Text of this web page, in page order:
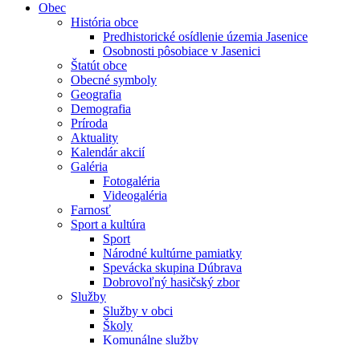
Obec
História obce
Predhistorické osídlenie územia Jasenice
Osobnosti pôsobiace v Jasenici
Štatút obce
Obecné symboly
Geografia
Demografia
Príroda
Aktuality
Kalendár akcií
Galéria
Fotogaléria
Videogaléria
Farnosť
Sport a kultúra
Sport
Národné kultúrne pamiatky
Spevácka skupina Dúbrava
Dobrovoľný hasičský zbor
Služby
Služby v obci
Školy
Komunálne služby